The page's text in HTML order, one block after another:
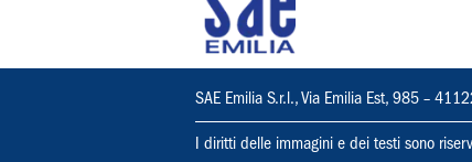
SAE Emilia S.r.l., Via Emilia Est, 985 –
I diritti delle immagini e dei testi sono